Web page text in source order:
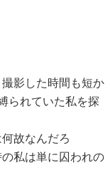
影した時間も短か
られていた私を探
故なんだろ
私は単に囚われの